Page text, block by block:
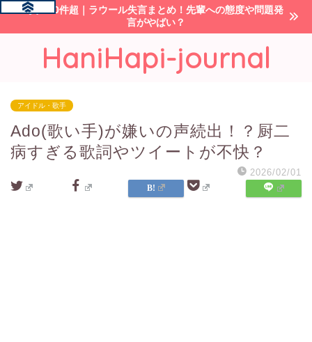
炎上10件超｜ラウール失言まとめ！先輩への態度や問題発
言がやばい？
HaniHapi-journal
アイドル・歌手
Ado(歌い手)が嫌いの声続出！？厨二
病すぎる歌詞やツイートが不快？
2026/02/01